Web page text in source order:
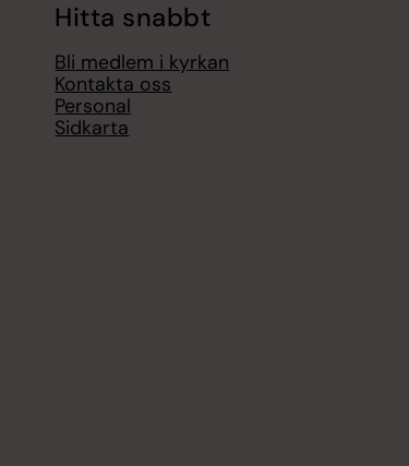
Hitta snabbt
Bli medlem i kyrkan
Kontakta oss
Personal
Sidkarta